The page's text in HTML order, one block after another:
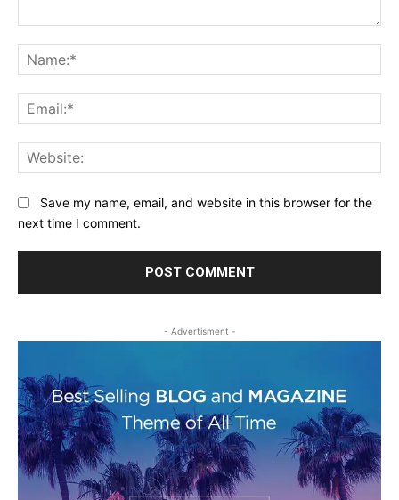
Save my name, email, and website in this browser for the
next time I comment.
- Advertisment -